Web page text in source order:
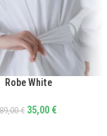
Robe White
89,00€ 35,00 €